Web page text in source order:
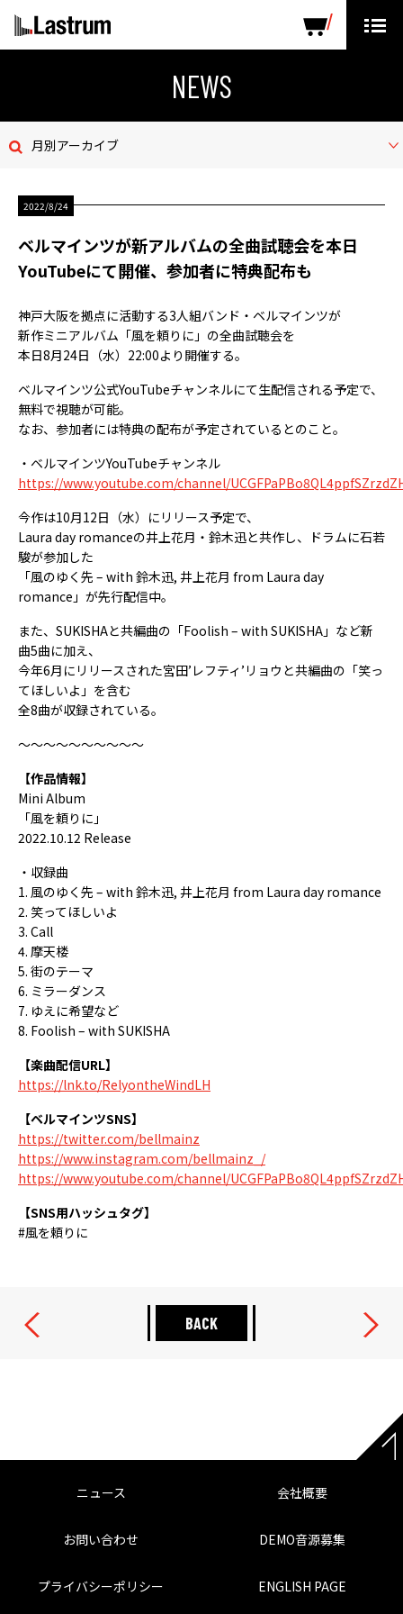
LABEL PRODUCTS
お問い合わせ
デモテープ
プライバシーポリシー
ENGLISH PAGE
NEWS
月別アーカイブ
2022/8/24
ベルマインツが新アルバムの全曲試聴会を本日
YouTubeにて開催、参加者に特典配布も
神戸大阪を拠点に活動する3人組バンド・ベルマインツが
新作ミニアルバム「風を頼りに」の全曲試聴会を
本日8月24日（水）22:00より開催する。
ベルマインツ公式YouTubeチャンネルにて生配信される予定で、
無料で視聴が可能。
なお、参加者には特典の配布が予定されているとのこと。
・ベルマインツYouTubeチャンネル
https://www.youtube.com/channel/
今作は10月12日（水）にリリース予定で、
Laura day romanceの井上花月・鈴木迅と共作し、ドラムに石若
駿が参加した
「風のゆく先 – with 鈴木迅, 井上花月 from Laura day
romance」が先行配信中。
また、SUKISHAと共編曲の「Foolish – with SUKISHA」など新
曲5曲に加え、
今年6月にリリースされた宮田’レフティ’リョウと共編曲の「笑っ
てほしいよ」を含む
全8曲が収録されている。
～～～～～～～～～～
【作品情報】
Mini Album
「風を頼りに」
2022.10.12 Release
・収録曲
1. 風のゆく先 – with 鈴木迅, 井上花月 from Laura day romance
2. 笑ってほしいよ
3. Call
4. 摩天楼
5. 街のテーマ
6. ミラーダンス
7. ゆえに希望など
8. Foolish – with SUKISHA
【楽曲配信URL】
https://lnk.to/RelyontheWindLH
【ベルマインツSNS】
https://twitter.com/bellmainz
https://www.instagram.com/bellmainz_/
https://www.youtube.com/channel/
【SNS用ハッシュタグ】
#風を頼りに
BACK
ニュース 会社概要
お問い合わせ DEMO音源募集
プライバシーポリシー ENGLISH PAGE